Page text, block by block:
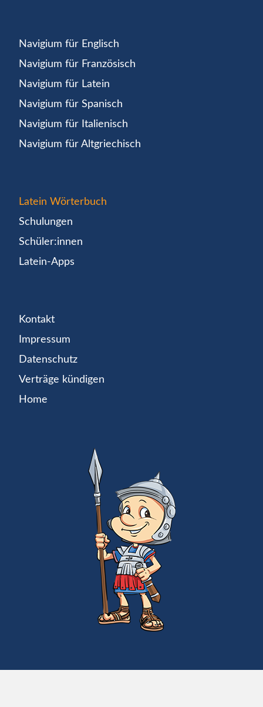
Navigium für Englisch
Navigium für Französisch
Navigium für Latein
Navigium für Spanisch
Navigium für Italienisch
Navigium für Altgriechisch
Latein Wörterbuch
Schulungen
Schüler:innen
Latein-Apps
Kontakt
Impressum
Datenschutz
Verträge kündigen
Home